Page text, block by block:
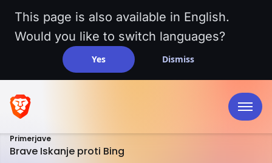
This page is also available in English.
Would you like to switch languages?
Yes Dismiss
Primerjave
Brave Iskanje proti Bing